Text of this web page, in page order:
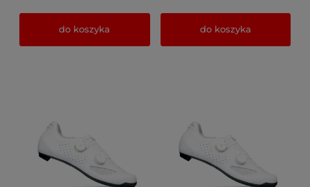
do koszyka do koszyka